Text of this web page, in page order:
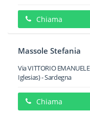
Chiama
Massole Stefania
Via VITTORIO
Iglesias) -Sardegna
Chiama